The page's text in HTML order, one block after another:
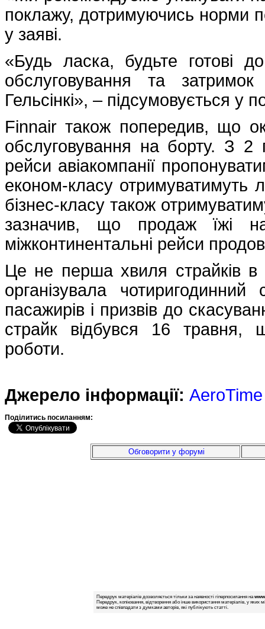
поклажу, дотримуючись норми
у заяві.
«Будь ласка, будьте готові
обслуговування та
Гельсінкі», – підсумовується у
Finnair також попередив, що
обслуговування на борту. З 2
рейси авіакомпанії
економ-класу отримуватимуть
бізнес-класу також
зазначив, що продаж їжі
міжконтинентальні рейси
Це не перша хвиля страйків
організувала
пасажирів і призвів до
страйк відбувся 16 травня,
роботи.
Джерело інформації: AeroTime
Подiлитись посиланням:
Обговорити у форумі
Передрук матеріалів дозволяється тільки за наявності гіперпосилання на
Передрук, копіювання, відтворення або інше використання матеріалів, у яких
може не співпадати з думками авторів, які публікують статті.